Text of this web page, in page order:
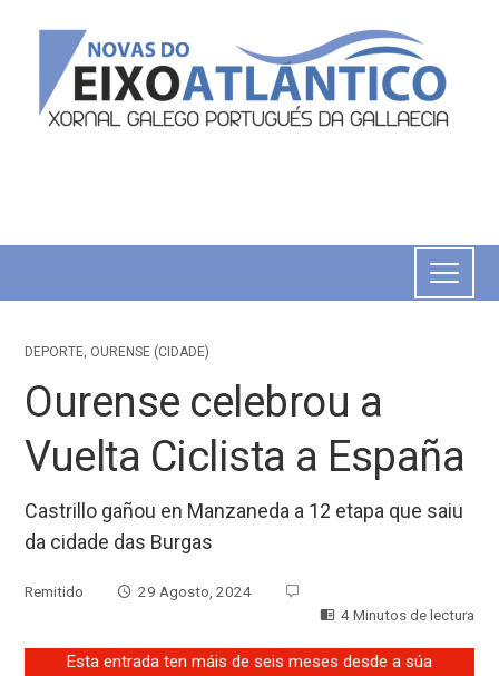
DEPORTE, OURENSE (CIDADE)
Ourense celebrou a
Vuelta Ciclista a España
Castrillo gañou en Manzaneda a 12 etapa que saiu
da cidade das Burgas
Remitido
29 Agosto, 2024
4 Minutos de lectura
Esta entrada ten máis de seis meses desde a súa